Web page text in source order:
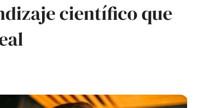
científico que